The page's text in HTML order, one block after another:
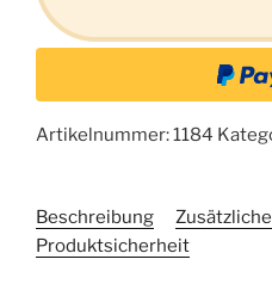
Artikelnummer:1184
Beschreibung
Produktsicherheit